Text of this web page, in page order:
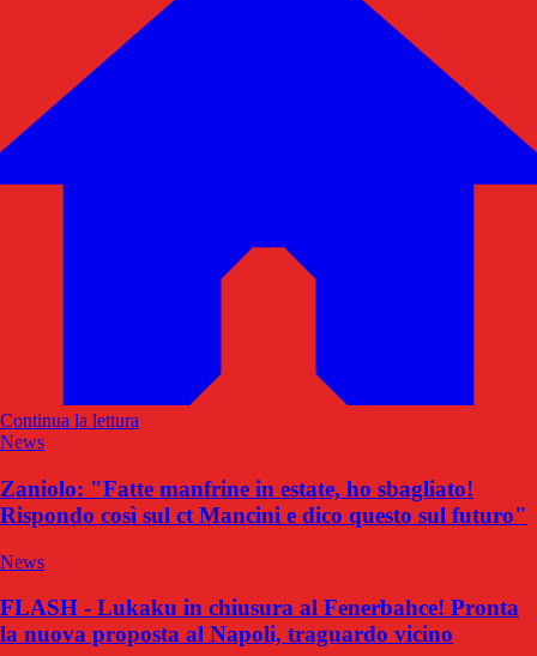
Continua la lettura
News
Zaniolo: "Fatte manfrine in estate, ho sbagliato!
Rispondo così sul ct Mancini e dico questo sul futuro"
News
FLASH - Lukaku in chiusura al Fenerbahce! Pronta
la nuova proposta al Napoli, traguardo vicino